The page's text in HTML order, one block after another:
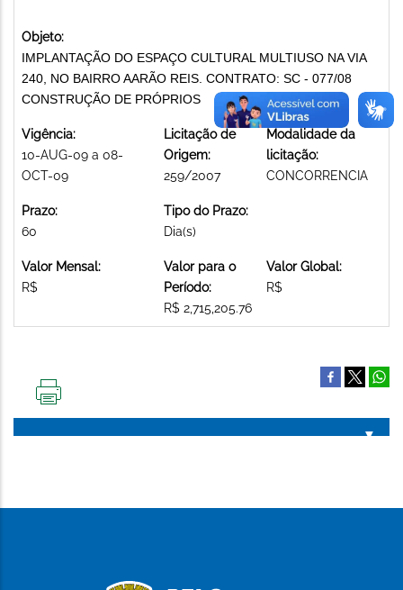
Objeto:
IMPLANTAÇÃO DO ESPAÇO CULTURAL MULTIUSO NA VIA
240, NO BAIRRO AARÃO REIS. CONTRATO: SC - 077/08
CONSTRUÇÃO DE PRÓPRIOS
Vigência:
10-AUG-09 a 08-
OCT-09
Licitação de
Origem:
259/2007
Modalidade da
licitação:
CONCORRENCIA
Prazo:
60
Tipo do Prazo:
Dia(s)
Valor Mensal:
R$
Valor para o
Período:
R$ 2,715,205.76
Valor Global:
R$
PÁGINA